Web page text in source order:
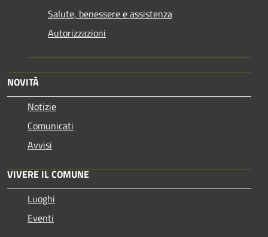
Salute, benessere e assistenza
Autorizzazioni
NOVITÀ
Notizie
Comunicati
Avvisi
VIVERE IL COMUNE
Luoghi
Eventi